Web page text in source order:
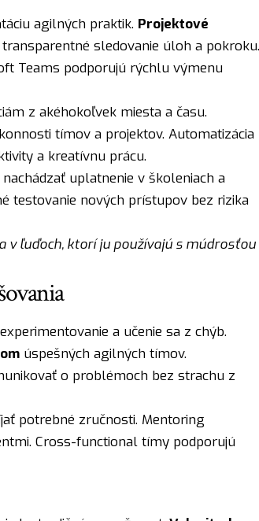
agilných praktik. Projektové
sledovanie úloh a pokroku.
Teams podporujú rýchlu výmenu
z akéhokoľvek miesta a času.
tímov a projektov. Automatizácia
a kreatívnu prácu.
uplatnenie v školeniach a
testovanie nových prístupov bez rizika
v ľuďoch, ktorí ju používajú s múdrosťou
a učenie sa z chýb.
úspešných agilných tímov.
o problémoch bez strachu z
potrebné zručnosti. Mentoring
Cross-functional tímy podporujú